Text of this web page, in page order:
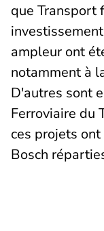
que Transport
ampleur ont
notamment à
D'autres sont
Ferroviaire du
ces projets
Bosch